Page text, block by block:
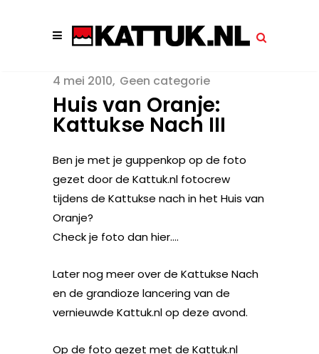
4 mei 2010 Geen categorie
Huis van Oranje:
Kattukse Nach III
Ben je met je guppenkop op de foto
gezet door de Kattuk.nl fotocrew
tijdens de Kattukse nach in het Huis van
Oranje?
Check je foto dan hier….
Later nog meer over de Kattukse Nach
en de grandioze lancering van de
vernieuwde Kattuk.nl op deze avond.
Op de foto gezet met de Kattuk.nl